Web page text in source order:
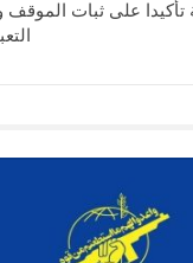
تأكيدا على ثبات الموقف